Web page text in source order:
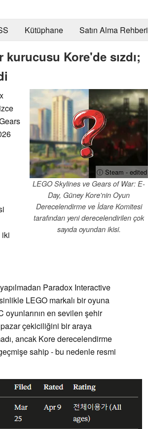
Kütüphane Satın Alma Rehberi
Kore'de sızdı;
ⓘ Steam - edited
LEGO Skylines ve Gears of War: E-
Day, Güney Kore'nin Oyun
Derecelendirme ve İdare Komitesi
tarafından yeni derecelendirilen çok
sayıda oyundan ikisi.
iki
Paradox Interactive
LEGO markalı bir oyuna
oyunlarının en sevilen şehir
çekiciliğini bir araya
ancak Kore derecelendirme
sahip - bu nedenle resmi